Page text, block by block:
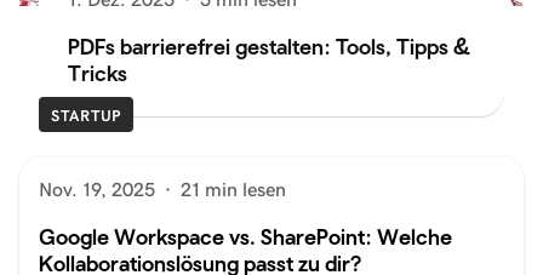
PDFs barrierefrei gestalten: Tools, Tipps &
Tricks
STARTUP
Nov. 19, 2025 · 21 min lesen
Google Workspace vs. SharePoint: Welche
Kollaborationslösung passt zu dir?